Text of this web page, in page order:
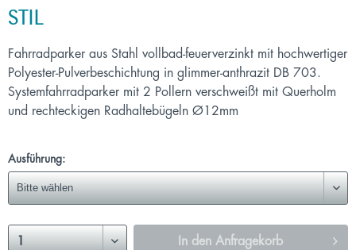
STIL
Fahrradparker aus Stahl vollbad-feuerverzinkt mit hochwertiger
Polyester-Pulverbeschichtung in glimmer-anthrazit DB 703.
Systemfahrradparker mit 2 Pollern verschweißt mit Querholm
und rechteckigen Radhaltebügeln Ø12mm
Ausführung:
In den Anfragekorb